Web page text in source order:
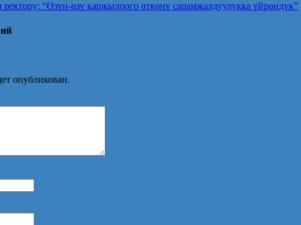
“Өзүн-өзү каржылоого өткөнү сарамжалдуулукка үйрөндүк”
опубликован.